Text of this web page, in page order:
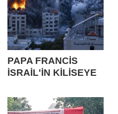
PAPA FRANCİS
İSRAİL'İN KİLİSEYE
HAKKINDA
KONUŞTU